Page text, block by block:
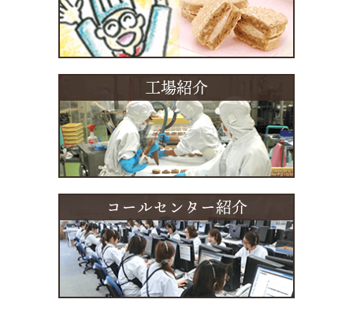
工場紹介
コールセンター紹介